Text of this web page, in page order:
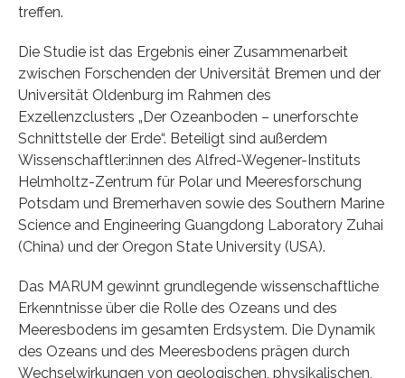
treffen.
Die Studie ist das Ergebnis einer Zusammenarbeit
zwischen Forschenden der Universität Bremen und der
Universität Oldenburg im Rahmen des
Exzellenzclusters „Der Ozeanboden – unerforschte
Schnittstelle der Erde“. Beteiligt sind außerdem
Wissenschaftler:innen des Alfred-Wegener-Instituts
Helmholtz-Zentrum für Polar und Meeresforschung
Potsdam und Bremerhaven sowie des Southern Marine
Science and Engineering Guangdong Laboratory Zuhai
(China) und der Oregon State University (USA).
Das MARUM gewinnt grundlegende wissenschaftliche
Erkenntnisse über die Rolle des Ozeans und des
Meeresbodens im gesamten Erdsystem. Die Dynamik
des Ozeans und des Meeresbodens prägen durch
Wechselwirkungen von geologischen, physikalischen,